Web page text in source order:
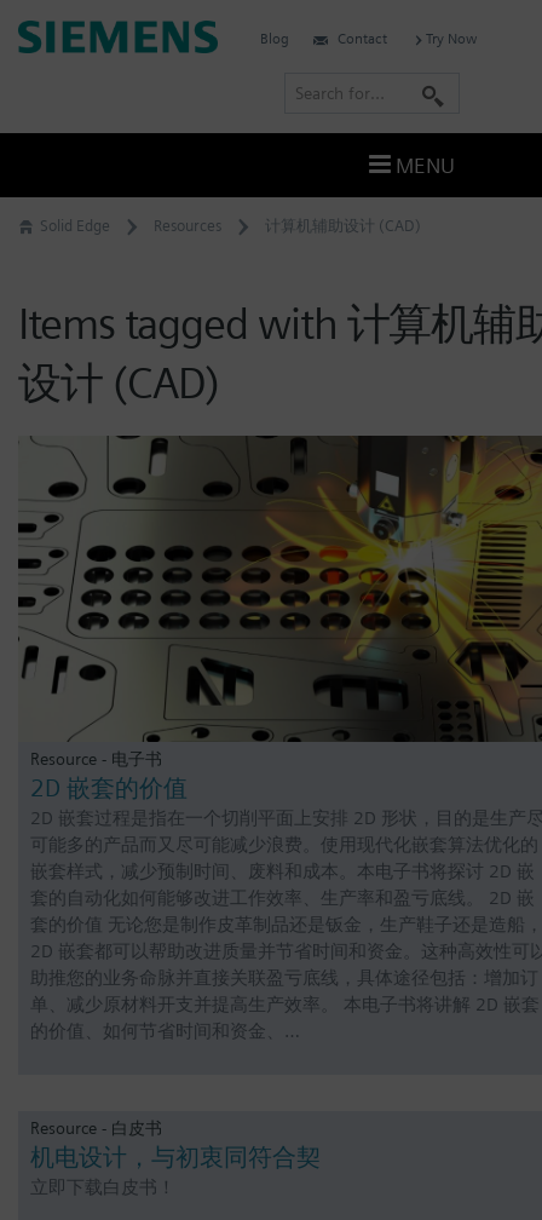
Skip
to
Solid Edge Resources 计算机辅助设计 (CAD)
Items tagged with 计算机辅
设计 (CAD)
Resource - 电子书
2D 嵌套的价值
2D 嵌套过程是指在一个切削平面上安排 2D 形状，目的是生产
可能多的产品而又尽可能减少浪费。使用现代化嵌套算法优化的
嵌套样式，减少预制时间、废料和成本。本电子书将探讨 2D 嵌
套的自动化如何能够改进工作效率、生产率和盈亏底线。 2D 嵌
套的价值 无论您是制作皮革制品还是钣金，生产鞋子还是造船，
2D 嵌套都可以帮助改进质量并节省时间和资金。这种高效性可
助推您的业务命脉并直接关联盈亏底线，具体途径包括：增加订
单、减少原材料开支并提高生产效率。 本电子书将讲解 2D 嵌套
的价值、如何节省时间和资金、…
Resource - 白皮书
机电设计，与初衷同符合契
立即下载白皮书！
Siemens
Blog Contact Try Now
r
c
MENU